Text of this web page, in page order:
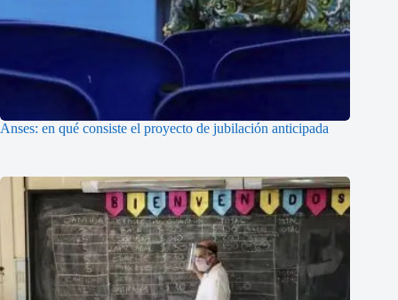
Anses: en qué consiste el proyecto de jubilación anticipada